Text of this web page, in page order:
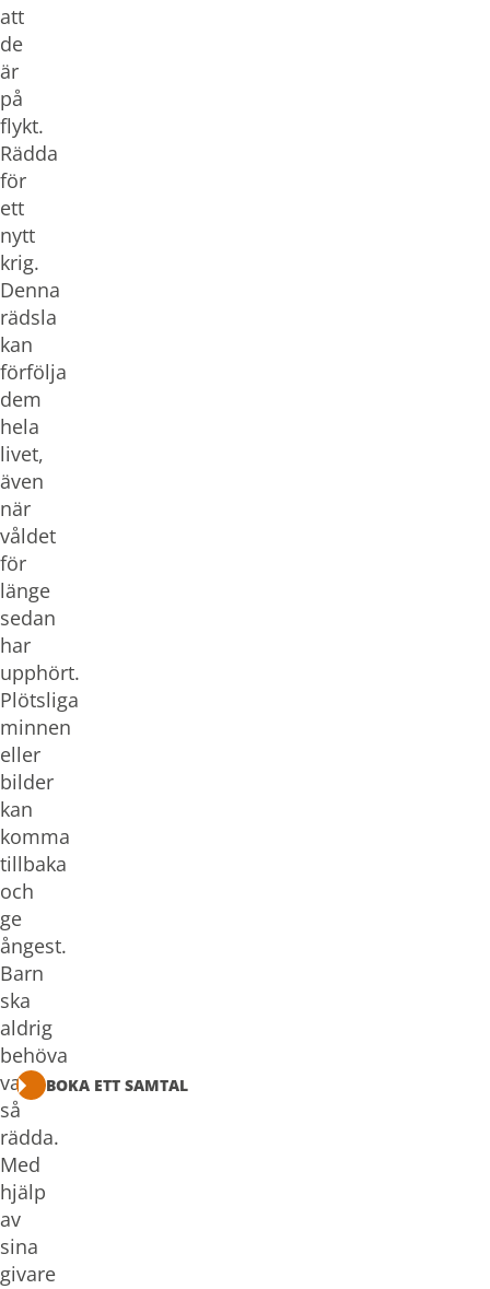
att
de
är
på
flykt.
Rädda
för
ett
nytt
krig.
Denna
rädsla
kan
förfölja
dem
hela
livet,
även
när
våldet
för
länge
sedan
har
upphört.
Plötsliga
minnen
eller
bilder
kan
komma
tillbaka
och
ge
ångest.
Barn
ska
aldrig
behöva
vara
så
rädda.
Med
hjälp
av
sina
givare
BOKA ETT SAMTAL